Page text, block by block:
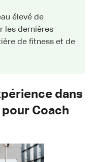
élevé de
les dernières
de fitness et de
dans
pour Coach